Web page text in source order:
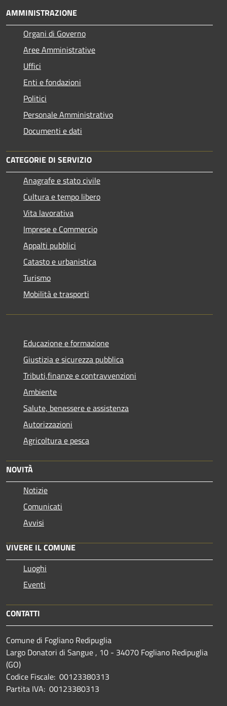
AMMINISTRAZIONE
Organi di Governo
Aree Amministrative
Uffici
Enti e fondazioni
Politici
Personale Amministrativo
Documenti e dati
CATEGORIE DI SERVIZIO
Anagrafe e stato civile
Cultura e tempo libero
Vita lavorativa
Imprese e Commercio
Appalti pubblici
Catasto e urbanistica
Turismo
Mobilità e trasporti
Educazione e formazione
Giustizia e sicurezza pubblica
Tributi,finanze e contravvenzioni
Ambiente
Salute, benessere e assistenza
Autorizzazioni
Agricoltura e pesca
NOVITÀ
Notizie
Comunicati
Avvisi
VIVERE IL COMUNE
Luoghi
Eventi
CONTATTI
Comune di Fogliano Redipuglia
Largo Donatori di Sangue , 10 - 34070 Fogliano Redipuglia
(GO)
Codice Fiscale: 00123380313
Partita IVA: 00123380313